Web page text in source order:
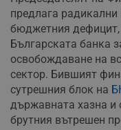
предлага
бюджетния дефицит,
Българската банка
освобождаване на
сектор. Бившият
сутрешния блок на
държавната хазна и
брутния вътрешен